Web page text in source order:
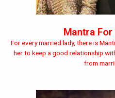
Mantra For
For every married lady, there is
her to keep a good relationship
from